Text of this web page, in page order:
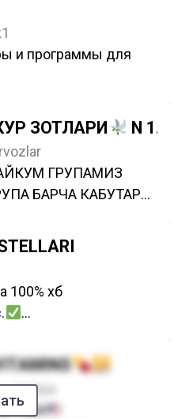
ссылкаси
farhodm12r
и программы для
Esy_apk
в ознакомительных
программы на
ЗОТЛАРИ N 1.
ГРУПАМИЗ
БАРЧА КАБУТАР
100% хб
мавжуд
США